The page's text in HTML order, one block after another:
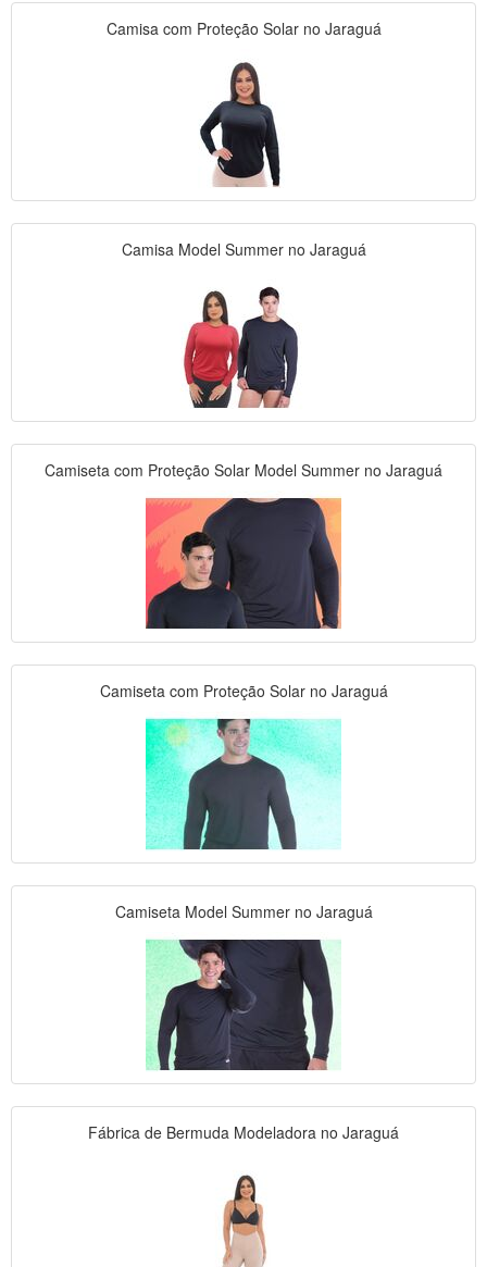
Camisa com Proteção Solar no Jaraguá
Camisa Model Summer no Jaraguá
Camiseta com Proteção Solar Model Summer no Jaraguá
Camiseta com Proteção Solar no Jaraguá
Camiseta Model Summer no Jaraguá
Fábrica de Bermuda Modeladora no Jaraguá